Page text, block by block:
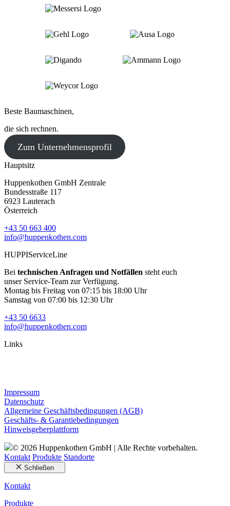
Beste Baumaschinen,
die sich rechnen.
Zum Unternehmensprofil
Hauptsitz
Huppenkothen GmbH Zentrale
Bundesstraße 117
6923 Lauterach
Österreich
+43 50 663 400
info@huppenkothen.com
HUPPIServiceLine
Bei technischen Anfragen und Notfällen steht euch
unser Service-Team zur Verfügung.
Montag bis Freitag von 07:15 bis 18:00 Uhr
Samstag von 07:00 bis 12:30 Uhr
+43 50 6633
info@huppenkothen.com
Links
Impressum
Datenschutz
Allgemeine Geschäftsbedingungen (AGB)
Geschäfts- & Garantiebedingungen
Hinweisgeberplattform
© 2026 Huppenkothen GmbH | Alle Rechte vorbehalten.
Kontakt Produkte Standorte
Schließen
Kontakt
Produkte